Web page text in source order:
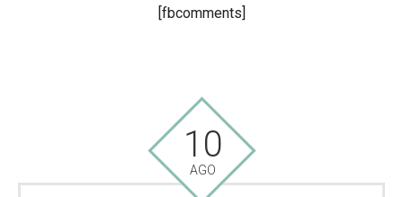
[fbcomments]
10
AGO